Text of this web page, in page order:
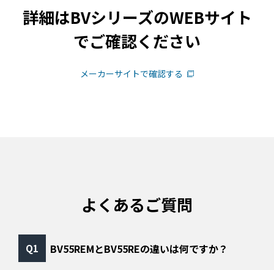
詳細はBVシリーズのWEBサイト
でご確認ください
メーカーサイトで確認する
よくあるご質問
BV55REMとBV55REの違いは何ですか？